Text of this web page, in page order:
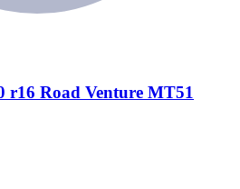
Road Venture MT51